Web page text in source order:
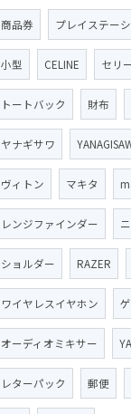
商品券 プレイステー
小型 CELINE セリ
トートバック 財布
ヤナギサワ
ヴィトン マキタ
レンジファインダー
ショルダー RAZER
ワイヤレスイヤホン
オーディオミキサー
レターパック 郵便